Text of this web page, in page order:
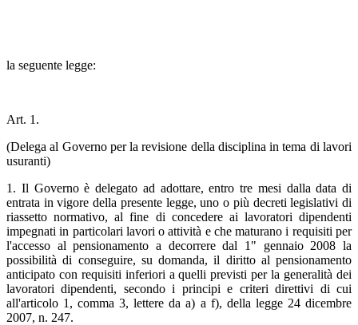
la seguente legge:
Art. 1.
(Delega al Governo per la revisione della disciplina in tema di lavori
usuranti)
1. Il Governo è delegato ad adottare, entro tre mesi dalla data di
entrata in vigore della presente legge, uno o più decreti legislativi di
riassetto normativo, al fine di concedere ai lavoratori dipendenti
impegnati in particolari lavori o attività e che maturano i requisiti per
l'accesso al pensionamento a decorrere dal 1" gennaio 2008 la
possibilità di conseguire, su domanda, il diritto al pensionamento
anticipato con requisiti inferiori a quelli previsti per la generalità dei
lavoratori dipendenti, secondo i principi e criteri direttivi di cui
all'articolo 1, comma 3, lettere da a) a f), della legge 24 dicembre
2007, n. 247.